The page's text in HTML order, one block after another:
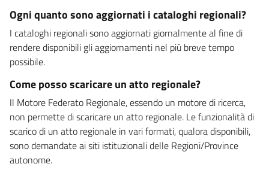
Ogni quanto sono aggiornati i cataloghi regionali?
I cataloghi regionali sono aggiornati giornalmente al fine di
rendere disponibili gli aggiornamenti nel più breve tempo
possibile.
Come posso scaricare un atto regionale?
Il Motore Federato Regionale, essendo un motore di ricerca,
non permette di scaricare un atto regionale. Le funzionalità di
scarico di un atto regionale in vari formati, qualora disponibili,
sono demandate ai siti istituzionali delle Regioni/Province
autonome.